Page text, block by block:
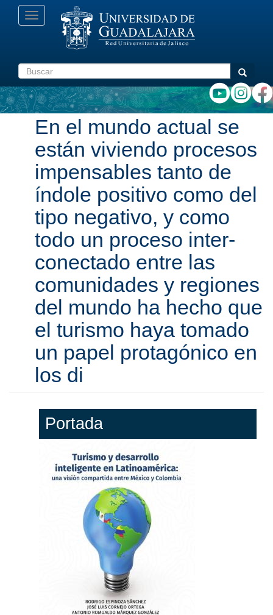
Pasar
Toggle
navigation
Buscar Buscar
En el mundo actual se
están viviendo procesos
impensables tanto de
índole positivo como del
tipo negativo, y como
todo un proceso inter­
conectado entre las
comunidades y regiones
del mundo ha hecho que
el turismo haya tomado
un papel protagónico en
los di
Portada